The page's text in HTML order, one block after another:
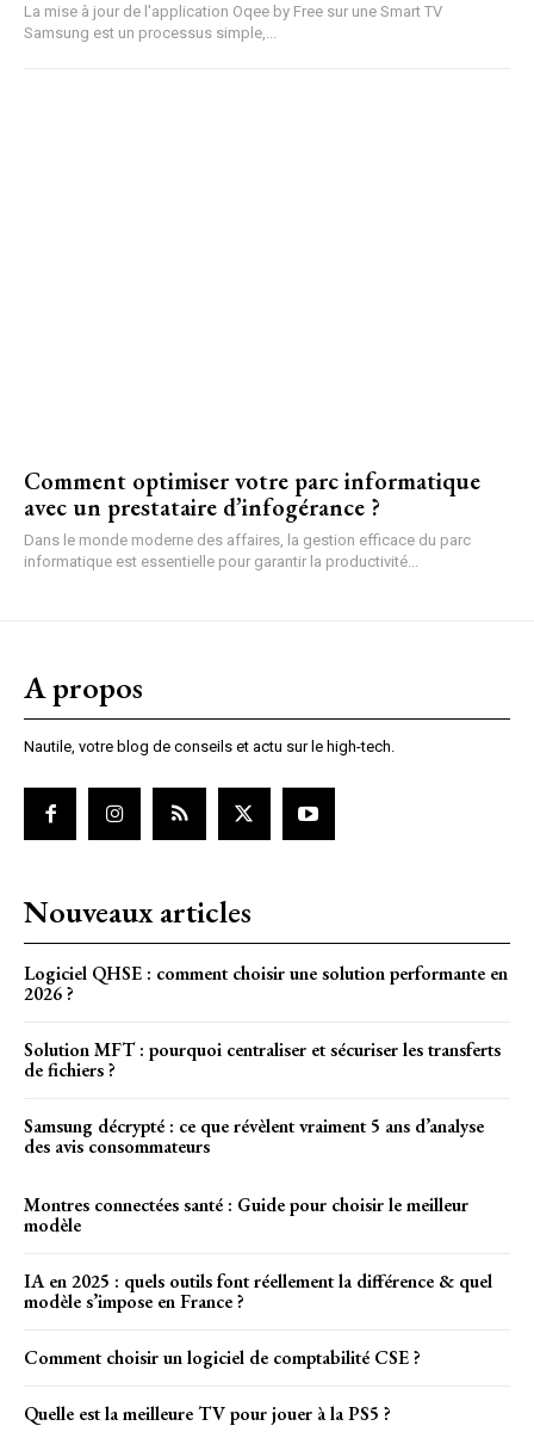
La mise à jour de l'application Oqee by Free sur une Smart TV
Samsung est un processus simple,...
Comment optimiser votre parc informatique
avec un prestataire d’infogérance ?
Dans le monde moderne des affaires, la gestion efficace du parc
informatique est essentielle pour garantir la productivité...
A propos
Nautile, votre blog de conseils et actu sur le high-tech.
Nouveaux articles
Logiciel QHSE : comment choisir une solution performante en
2026 ?
Solution MFT : pourquoi centraliser et sécuriser les transferts
de fichiers ?
Samsung décrypté : ce que révèlent vraiment 5 ans d’analyse
des avis consommateurs
Montres connectées santé : Guide pour choisir le meilleur
modèle
IA en 2025 : quels outils font réellement la différence & quel
modèle s’impose en France ?
Comment choisir un logiciel de comptabilité CSE ?
Quelle est la meilleure TV pour jouer à la PS5 ?